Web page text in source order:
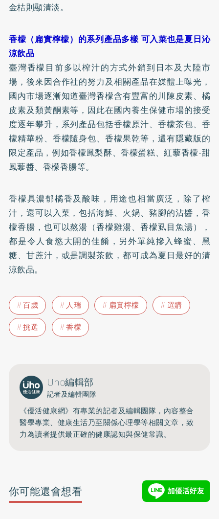
金桔則顯清淡。
香檬（扁實檸檬）的系列產品多樣 可入菜也是夏日沁
涼飲品
臺灣香檬目前多以榨汁的方式外銷到日本及大陸市
場，後來因合作社的努力及相關產品在媒體上曝光，
國內市場逐漸知道臺灣香檬含有豐富的川陳皮素、橘
皮素及類黃酮素等，因此在國內養生保健市場的接受
度逐年攀升，系列產品包括香檬原汁、香檬茶包、香
檬精華粉、香檬隨身包、香檬果乾等，還有隱藏版的
限定產品，例如香檬鳳梨酥、香檬蛋糕、紅藜香檬-甜
鳳藜醬、香檬香腸等。
香檬具濃郁橘香及酸味，用途也相當廣泛，除了榨
汁，還可以入菜，包括海鮮、火鍋、豬腳的沾醬，香
檬香腸，也可以熬湯（香檬雞湯、香檬虱目魚湯），
都是令人食慾大開的佳餚，另外單純摻入蜂蜜、黑
糖、甘蔗汁，或是調製茶飲，都可成為夏日最好的清
涼飲品。
百歲 人瑞 扁實檸檬
選購
挑選
香檬
Uho編輯部
記者及編輯團隊
《優活健康網》有專業的記者及編輯團隊，內容整合
醫學專業、健康生活乃至關係心理學等相關文章，致
力為讀者提供最正確的健康認知與保健常識。
你可能還會想看